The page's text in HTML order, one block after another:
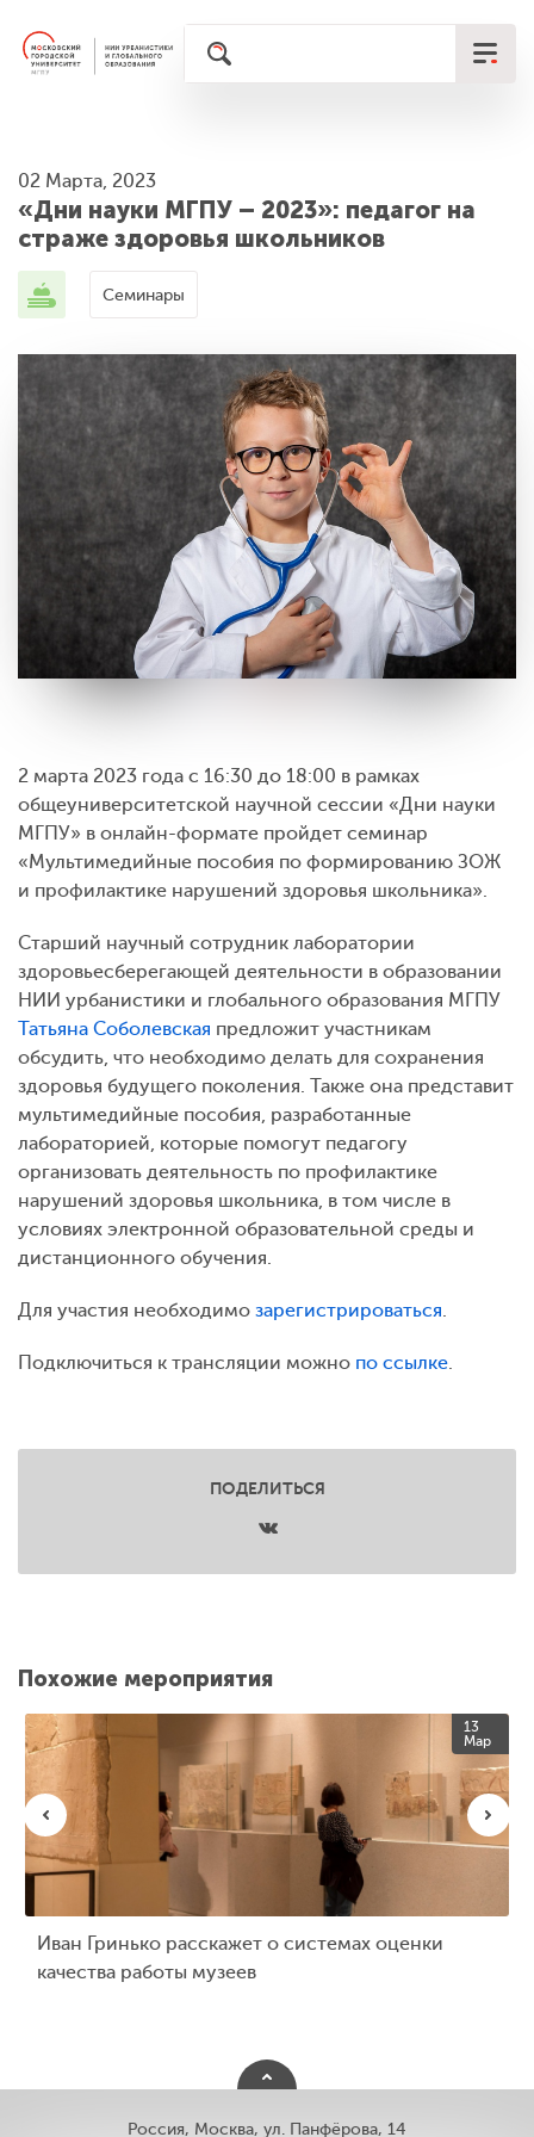
02 Марта, 2023
«Дни науки МГПУ – 2023»: педагог на
страже здоровья школьников
Семинары
2 марта 2023 года с 16:30 до 18:00 в рамках
общеуниверситетской научной сессии «Дни науки
МГПУ» в онлайн-формате пройдет семинар
«Мультимедийные пособия по формированию ЗОЖ
и профилактике нарушений здоровья школьника».
Старший научный сотрудник лаборатории
здоровьесберегающей деятельности в образовании
НИИ урбанистики и глобального образования МГПУ
Татьяна Соболевская предложит участникам
обсудить, что необходимо делать для сохранения
здоровья будущего поколения. Также она представит
мультимедийные пособия, разработанные
лабораторией, которые помогут педагогу
организовать деятельность по профилактике
нарушений здоровья школьника, в том числе в
условиях электронной образовательной среды и
дистанционного обучения.
Для участия необходимо зарегистрироваться.
Подключиться к трансляции можно по ссылке.
ПОДЕЛИТЬСЯ
Похожие мероприятия
13
Мар
Иван Гринько расскажет о системах оценки
качества работы музеев
Россия, Москва, ул. Панфёрова, 14